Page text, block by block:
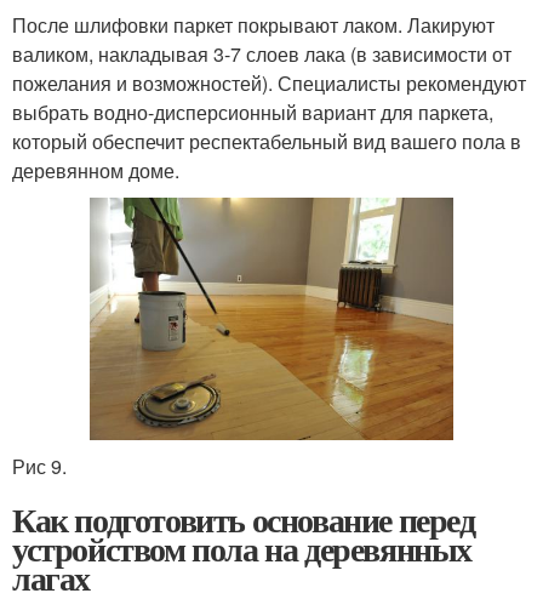
После шлифовки паркет покрывают лаком. Лакируют
валиком, накладывая 3-7 слоев лака (в зависимости от
пожелания и возможностей). Специалисты рекомендуют
выбрать водно-дисперсионный вариант для паркета,
который обеспечит респектабельный вид вашего пола в
деревянном доме.
Рис 9.
Как подготовить основание перед
устройством пола на деревянных
лагах